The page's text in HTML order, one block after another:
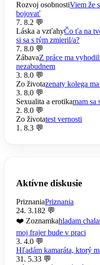
Rozvoj osobnostiViem že
bojovať
7. 8.2 💬
Láska a vzťahyČo ťa na
si sa s tým zmieril/a?
7. 8.0 💬
ZábavaZ práce ma
nezabudnem
3. 8.0 💬
Zo životazenaty kolega
3. 8.0 💬
Sexualita a erotikamam sa
2. 8.0 💬
Zo životatest vernosti
1. 8.3 💬
Aktívne diskusie
PriznaniaPriznania
24. 3.182 💬
❤️ Zoznamkahladam
moj frajer bude v praci
3. 4.0 💬
Hľadám kamaráta, ktorý
31. 5.33 💬